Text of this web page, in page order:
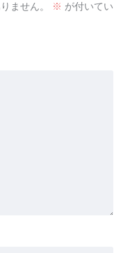
ません。 ※ が付いてい